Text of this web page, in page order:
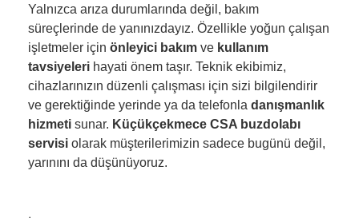
Yalnızca arıza durumlarında değil, bakım
süreçlerinde de yanınızdayız. Özellikle yoğun çalışan
işletmeler için önleyici bakım ve kullanım
tavsiyeleri hayati önem taşır. Teknik ekibimiz,
cihazlarınızın düzenli çalışması için sizi bilgilendirir
ve gerektiğinde yerinde ya da telefonla danışmanlık
hizmeti sunar. Küçükçekmece CSA buzdolabı
servisi olarak müşterilerimizin sadece bugünü değil,
yarınını da düşünüyoruz.